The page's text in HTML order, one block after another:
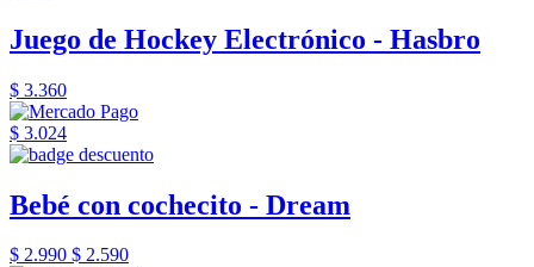
Juego de Hockey Electrónico - Hasbro
$ 3.360
$ 3.024
Bebé con cochecito - Dream
$ 2.990 $ 2.590